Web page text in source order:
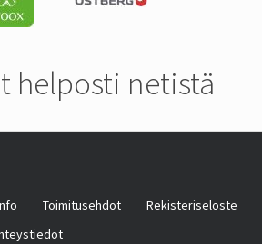
helposti netistä
Toimitusehdot
Rekisteriseloste